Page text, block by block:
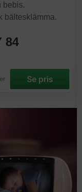
bebis.
bältesklämma.
84
Se pris